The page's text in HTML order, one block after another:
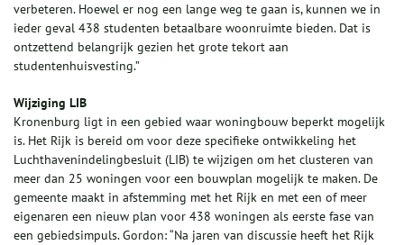
verbeteren. Hoewel er nog een lange weg te gaan is, kunnen we in
ieder geval 438 studenten betaalbare woonruimte bieden. Dat is
ontzettend belangrijk gezien het grote tekort aan
studentenhuisvesting.”
Wijziging LIB
Kronenburg ligt in een gebied waar woningbouw beperkt mogelijk
is. Het Rijk is bereid om voor deze specifieke ontwikkeling het
Luchthavenindelingbesluit (LIB) te wijzigen om het clusteren van
meer dan 25 woningen voor een bouwplan mogelijk te maken. De
gemeente maakt in afstemming met het Rijk en met een of meer
eigenaren een nieuw plan voor 438 woningen als eerste fase van
een gebiedsimpuls. Gordon: “Na jaren van discussie heeft het Rijk